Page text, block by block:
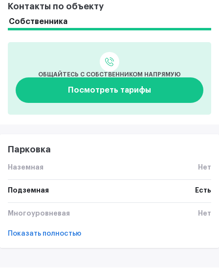
Контакты по объекту
Собственника
ОБЩАЙТЕСЬ С СОБСТВЕННИКОМ НАПРЯМУЮ
Посмотреть тарифы
Парковка
Наземная Нет
Подземная Есть
Многоуровневая Нет
Показать полностью